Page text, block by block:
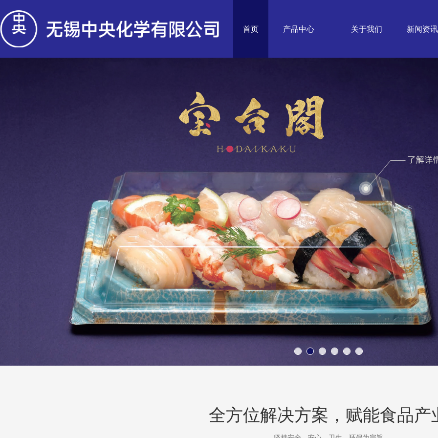
首页 产品中心 关于我们 新闻资讯
全方位解决方案，赋能食品产